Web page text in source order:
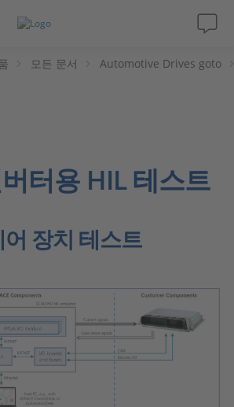
모든 문서 Automotive Drives goto
터용 HIL 테스트
장치 테스트